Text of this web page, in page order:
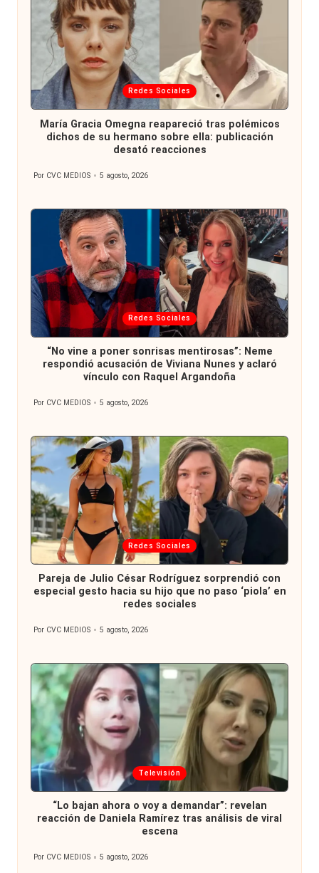
Publicada
en
Redes Sociales
María Gracia Omegna reapareció tras polémicos
dichos de su hermano sobre ella: publicación
desató reacciones
Publicado
Por CVC MEDIOS 5 agosto, 2026
Publicada
en
Redes Sociales
“No vine a poner sonrisas mentirosas”: Neme
respondió acusación de Viviana Nunes y aclaró
vínculo con Raquel Argandoña
Publicado
Por CVC MEDIOS 5 agosto, 2026
Publicada
en
Redes Sociales
Pareja de Julio César Rodríguez sorprendió con
especial gesto hacia su hijo que no paso ‘piola’ en
redes sociales
Publicado
Por CVC MEDIOS 5 agosto, 2026
Publicada
en
Televisión
“Lo bajan ahora o voy a demandar”: revelan
reacción de Daniela Ramírez tras análisis de viral
escena
Publicado
Por CVC MEDIOS 5 agosto, 2026